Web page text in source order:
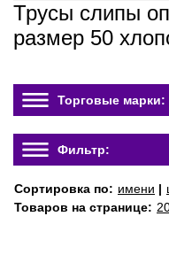
Трусы слипы
размер 50
Торговые марки:
Фильтр:
Сортировка по: имени |
Товаров на странице: